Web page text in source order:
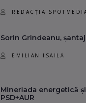
REDACȚIA
Sorin Grindeanu,
EMILIAN ISAILĂ
Mineriada energetică
PSD+AUR